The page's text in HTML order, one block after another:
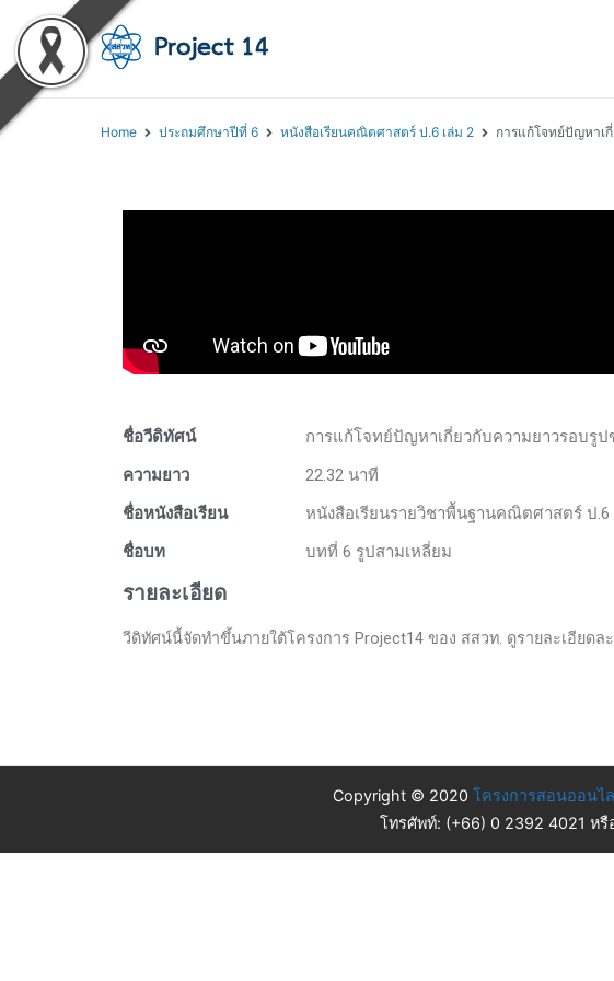
Home ประถมศึกษาปีที่ 6 หนังสือเรียนคณิตศาสตร์ ป.6 เล่ม 2 การแก้โจทย์ปัญหาเ
ชื่อวีดิทัศน์
การแก้โจทย์ปัญหาเกี่ยวกับความยาวรอบรูป
ความยาว
22.32 นาที
ชื่อหนังสือเรียน
หนังสือเรียนรายวิชาพื้นฐานคณิตศาสตร์ ป.6
ชื่อบท
บทที่ 6 รูปสามเหลี่ยม
รายละเอียด
วีดิทัศน์นี้จัดทำขึ้นภายใต้โครงการ Project14 ของ สสวท. ดูรายละเอียดละ
Copyright © 2020 โครงการสอนออนไ
โทรศัพท์: (+66) 0 2392 4021 หรื